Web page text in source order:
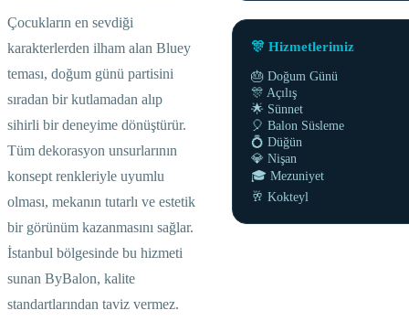
Çocukların en sevdiği
karakterlerden ilham alan Bluey
teması, doğum günü partisini
sıradan bir kutlamadan alıp
sihirli bir deneyime dönüştürür.
Tüm dekorasyon unsurlarının
konsept renkleriyle uyumlu
olması, mekanın tutarlı ve estetik
bir görünüm kazanmasını sağlar.
İstanbul bölgesinde bu hizmeti
sunan ByBalon, kalite
standartlarından taviz vermez.
🎊 Hizmetlerimiz
🎂 Doğum Günü
🎊 Açılış
🌟 Sünnet
🎈 Balon Süsleme
💍 Düğün
💎 Nişan
🎓 Mezuniyet
🥂 Kokteyl